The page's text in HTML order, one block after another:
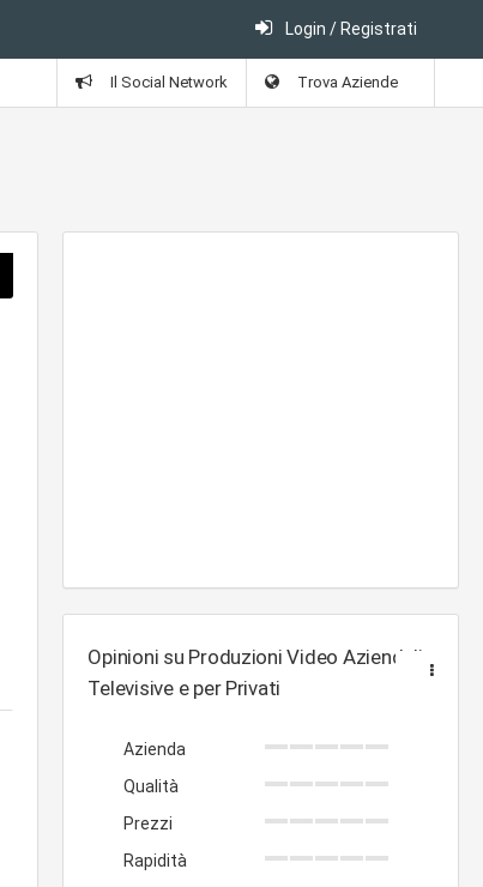
Login / Registrati
Il Social Network Trova Aziende
Opinioni su Produzioni Video Aziendali,
Televisive e per Privati
Azienda
Qualità
Prezzi
Rapidità